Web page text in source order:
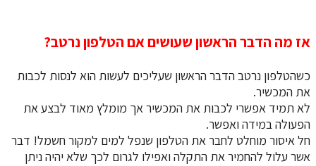
אז מה הדבר הראשון שעושים אם הטלפון נרטב?
כשהטלפון נרטב הדבר הראשון שעליכים לעשות הוא לנסות לכבות
את המכשיר.
לא תמיד אפשרי לכבות את המכשיר אך מומלץ מאוד לבצע את
הפעולה במידה ואפשר.
חל איסור מוחלט לחבר את הטלפון שנפל למים למקור חשמל! דבר
אשר עלול להחמיר את התקלה ואפילו לגרום לכך שלא יהיה ניתן